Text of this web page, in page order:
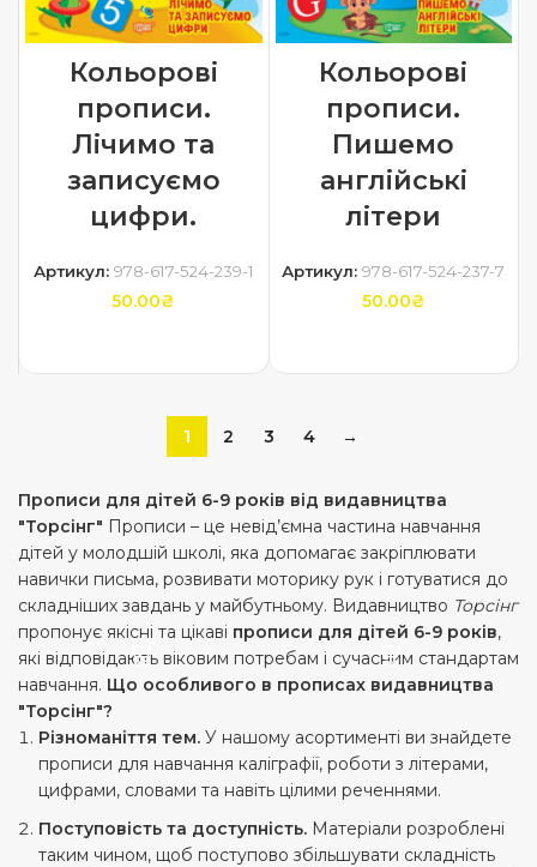
Кольорові
прописи.
Лічимо та
записуємо
цифри.
Артикул: 978-617-524-239-1
50.00₴
Кольорові
прописи.
Пишемо
англійські
літери
Артикул:978-617-524-237-7
50.00₴
1 2 3 4 →
Прописи для дітей 6-9 років від видавництва
"Торсінг" Прописи – це невід’ємна частина навчання
дітей у молодшій школі, яка допомагає закріплювати
навички письма, розвивати моторику рук і готуватися до
складніших завдань у майбутньому. Видавництво Торсінг
пропонує якісні та цікаві прописи для дітей 6-9 років,
які відповідають віковим потребам і сучасним стандартам
навчання. Що особливого в прописах видавництва
"Торсінг"?
Різноманіття тем. У нашому асортименті ви знайдете
прописи для навчання каліграфії, роботи з літерами,
цифрами, словами та навіть цілими реченнями.
Поступовість та доступність. Матеріали розроблені
таким чином, щоб поступово збільшувати складність